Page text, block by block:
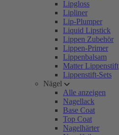
Lipgloss
Lipliner
Lip-Plumper
Liquid Lipstick
Lippen Zubehör
Lippen-Primer
Lippenbalsam
Matter Lippenstift
Lippenstift-Sets
Nägel
Alle anzeigen
Nagellack
Base Coat
Top Coat
Nagelhärter